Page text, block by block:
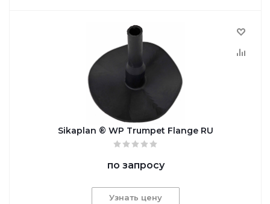
Sikaplan ® WP Trumpet Flange RU
по запросу
Узнать цену